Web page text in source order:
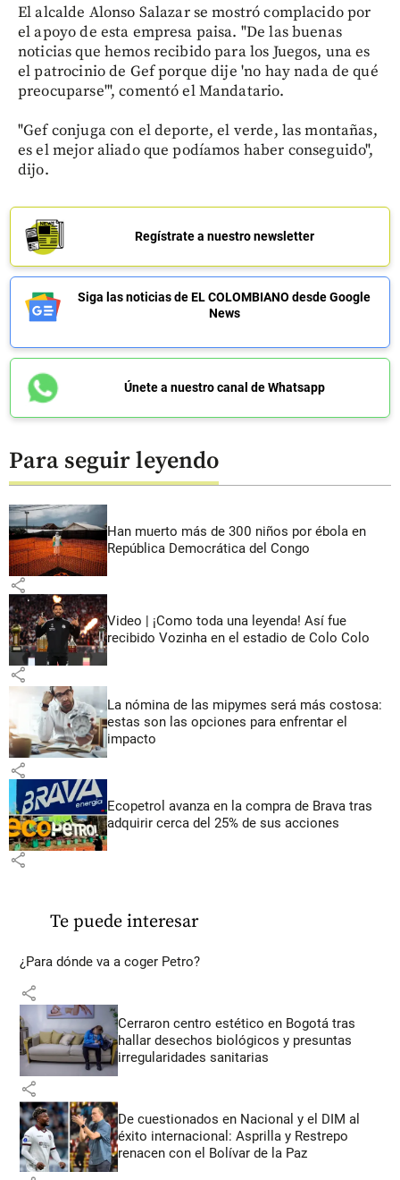
El alcalde Alonso Salazar se mostró complacido por
el apoyo de esta empresa paisa. "De las buenas
noticias que hemos recibido para los Juegos, una es
el patrocinio de Gef porque dije 'no hay nada de qué
preocuparse'", comentó el Mandatario.
"Gef conjuga con el deporte, el verde, las montañas,
es el mejor aliado que podíamos haber conseguido",
dijo.
Regístrate a nuestro newsletter
Siga las noticias de EL COLOMBIANO desde Google
News
Únete a nuestro canal de Whatsapp
Para seguir leyendo
Han muerto más de 300 niños por ébola en
República Democrática del Congo
share
Video | ¡Como toda una leyenda! Así fue
recibido Vozinha en el estadio de Colo Colo
share
La nómina de las mipymes será más costosa:
estas son las opciones para enfrentar el
impacto
share
Ecopetrol avanza en la compra de Brava tras
adquirir cerca del 25% de sus acciones
share
Te puede interesar
¿Para dónde va a coger Petro?
share
Cerraron centro estético en Bogotá tras
hallar desechos biológicos y presuntas
irregularidades sanitarias
share
De cuestionados en Nacional y el DIM al
éxito internacional: Asprilla y Restrepo
renacen con el Bolívar de la Paz